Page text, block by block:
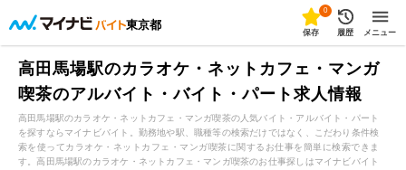
東京都
0
保存 履歴 メニュー
高田馬場駅のカラオケ・ネットカフェ・マンガ
喫茶のアルバイト・バイト・パート求人情報
高田馬場駅のカラオケ・ネットカフェ・マンガ喫茶の人気バイト・アルバイト・パート
を探すならマイナビバイト。勤務地や駅、職種等の検索だけではなく、こだわり条件検
索を使ってカラオケ・ネットカフェ・マンガ喫茶に関するお仕事を簡単に検索できま
す。高田馬場駅のカラオケ・ネットカフェ・マンガ喫茶のお仕事探しはマイナビバイト